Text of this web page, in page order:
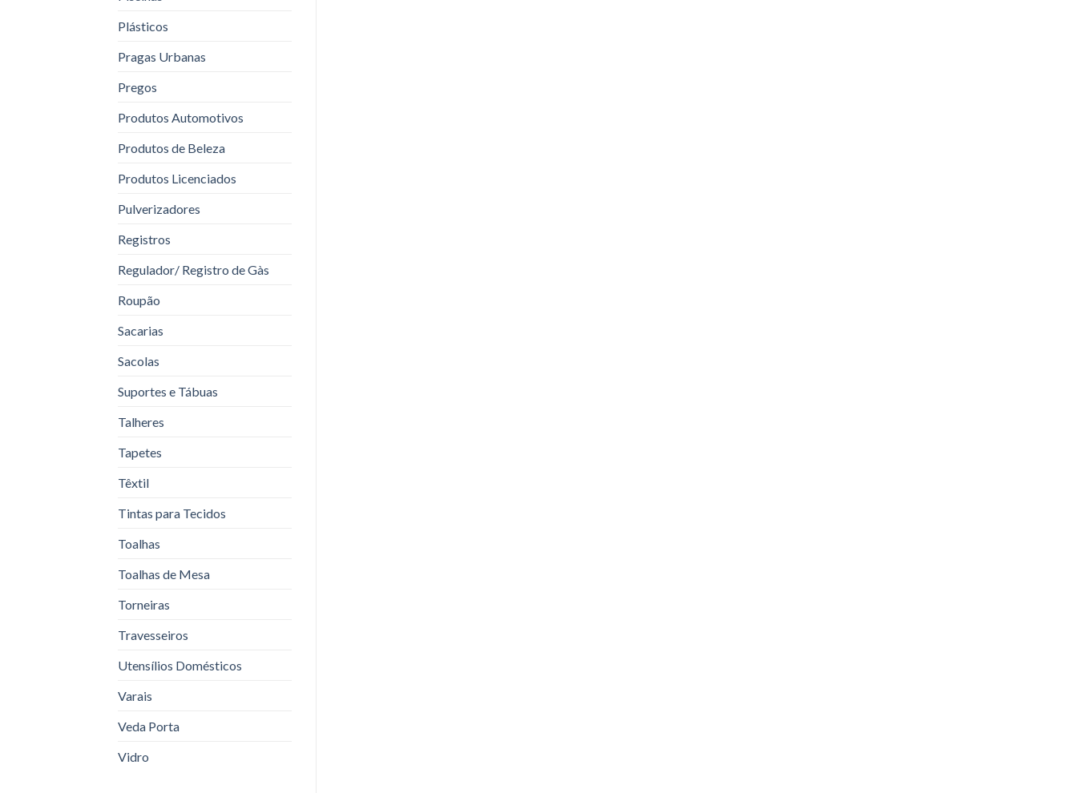
Plásticos
Pragas Urbanas
Pregos
Produtos Automotivos
Produtos de Beleza
Produtos Licenciados
Pulverizadores
Registros
Regulador/ Registro de Gàs
Roupão
Sacarias
Sacolas
Suportes e Tábuas
Talheres
Tapetes
Têxtil
Tintas para Tecidos
Toalhas
Toalhas de Mesa
Torneiras
Travesseiros
Utensílios Domésticos
Varais
Veda Porta
Vidro